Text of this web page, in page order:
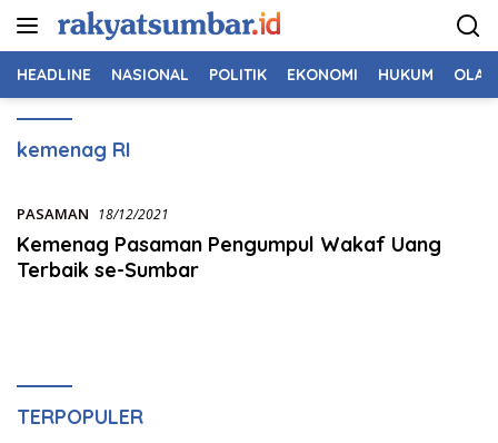
HEADLINE NASIONAL POLITIK EKONOMI HUKUM
kemenag RI
PASAMAN 18/12/2021
Kemenag Pasaman Pengumpul Wakaf Uang
Terbaik se-Sumbar
TERPOPULER